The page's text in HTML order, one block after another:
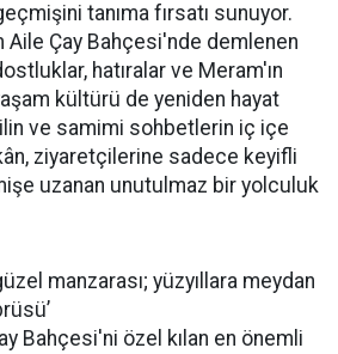
tanıma fırsatı sunuyor.
Aile Çay Bahçesi'nde demlenen
hatıralar ve Meram'ın
kültürü de yeniden hayat
ve samimi sohbetlerin iç içe
ziyaretçilerine sadece keyifli
uzanan unutulmaz bir yolculuk
manzarası; yüzyıllara meydan
Bahçesi'ni özel kılan en önemli